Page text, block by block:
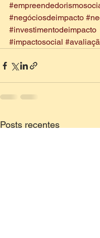
#negóciosdeimpacto
#investimentodeimpacto
#impactosocial
Posts recentes